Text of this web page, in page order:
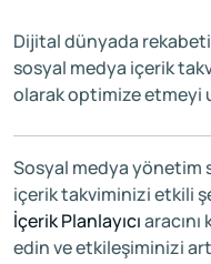
Dijital dünyada
sosyal medya içerik
olarak optimize etmeyi
Sosyal medya yönetim
içerik takviminizi etkili
İçerik Planlayıcı
edin ve etkileşiminizi